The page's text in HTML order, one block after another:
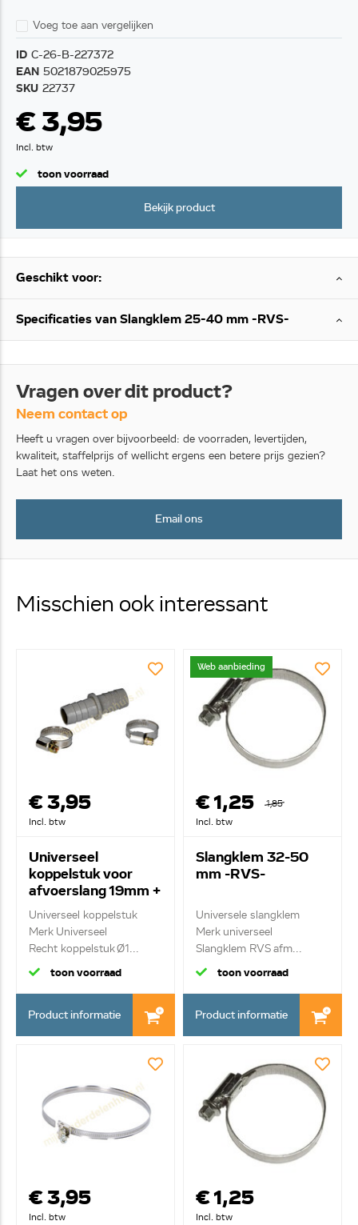
Voeg toe aan vergelijken
ID C-26-B-227372
EAN 5021879025975
SKU 22737
€ 3,95
Incl. btw
toon voorraad
Bekijk product
Geschikt voor:
Specificaties van Slangklem 25-40 mm -RVS-
Vragen over dit product?
Neem contact op
Heeft u vragen over bijvoorbeeld: de voorraden, levertijden,
kwaliteit, staffelprijs of wellicht ergens een betere prijs gezien?
Laat het ons weten.
Email ons
Misschien ook interessant
€ 3,95
Incl. btw
Universeel
koppelstuk voor
afvoerslang 19mm +
klemmen 180°
Universeel koppelstuk
Merk Universeel
Recht koppelstuk Ø1...
toon voorraad
Product informatie
Web aanbieding
€ 1,25
1,85
Incl. btw
Slangklem 32-50
mm -RVS-
Universele slangklem
Merk universeel
Slangklem RVS afm...
toon voorraad
Product informatie
€ 3,95
Incl. btw
€ 1,25
Incl. btw